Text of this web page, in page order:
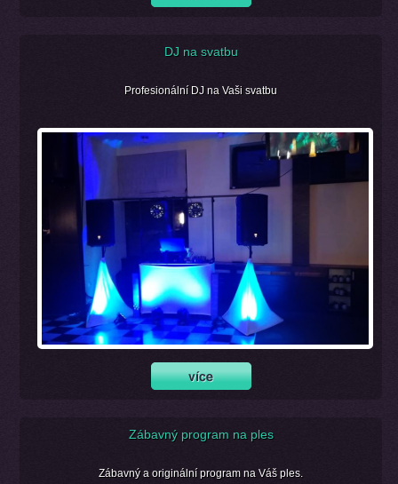
DJ na svatbu
Profesionální DJ na Vaši svatbu
Zábavný program na ples
Zábavný a originální program na Váš ples.